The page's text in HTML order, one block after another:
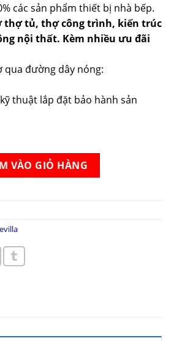
các sản phẩm thiết bị nhà bếp.
thợ tủ, thợ công trình, kiến trúc
nội thất. Kèm nhiều ưu đãi
đường dây nóng:
thuật lắp đặt bảo hành sản
70K1 số lượng
VÀO GIỎ HÀNG